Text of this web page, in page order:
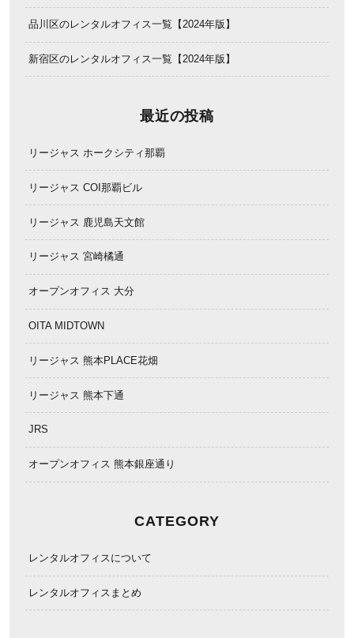
品川区のレンタルオフィス一覧【2024年版】
新宿区のレンタルオフィス一覧【2024年版】
最近の投稿
リージャス ホークシティ那覇
リージャス COI那覇ビル
リージャス 鹿児島天文館
リージャス 宮崎橘通
オープンオフィス 大分
OITA MIDTOWN
リージャス 熊本PLACE花畑
リージャス 熊本下通
JRS
オープンオフィス 熊本銀座通り
CATEGORY
レンタルオフィスについて
レンタルオフィスまとめ